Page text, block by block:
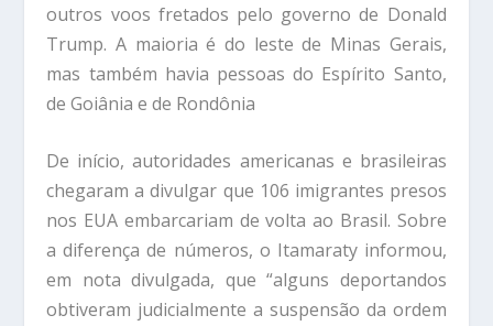
outros voos fretados pelo governo de Donald
Trump. A maioria é do leste de Minas Gerais,
mas também havia pessoas do Espírito Santo,
de Goiânia e de Rondônia
De início, autoridades americanas e brasileiras
chegaram a divulgar que 106 imigrantes presos
nos EUA embarcariam de volta ao Brasil. Sobre
a diferença de números, o Itamaraty informou,
em nota divulgada, que “alguns deportandos
obtiveram judicialmente a suspensão da ordem